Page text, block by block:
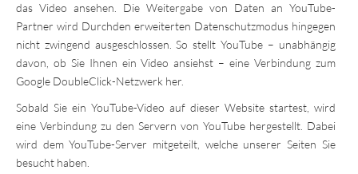
das Video ansehen. Die Weitergabe von Daten an YouTube-
Partner wird Durchden erweiterten Datenschutzmodus hingegen
nicht zwingend ausgeschlossen. So stellt YouTube – unabhängig
davon, ob Sie Ihnen ein Video ansiehst – eine Verbindung zum
Google DoubleClick-Netzwerk her.
Sobald Sie ein YouTube-Video auf dieser Website startest, wird
eine Verbindung zu den Servern von YouTube hergestellt. Dabei
wird dem YouTube-Server mitgeteilt, welche unserer Seiten Sie
besucht haben.